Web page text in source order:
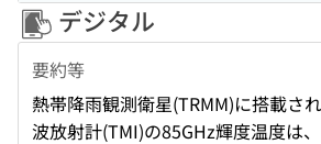
デジタル
要約等
熱帯降雨観測衛星(TRMM)に搭載さ
波放射計(TMI)の85GHz輝度温度は